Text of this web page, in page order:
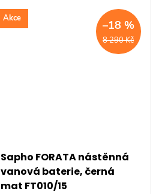
Ovládání:...
Akce
8 290 Kč
–18 %
Sapho FORATA nástěnná
vanová baterie, černá
mat FT010/15